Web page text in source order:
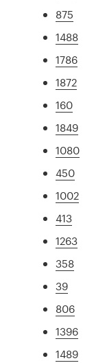
875
1488
1786
1872
160
1849
1080
450
1002
413
1263
358
39
806
1396
1489